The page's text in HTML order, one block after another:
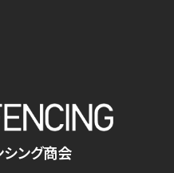
ング商会